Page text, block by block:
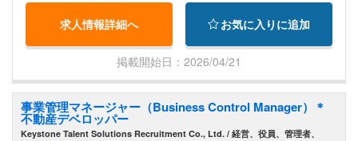
や水道の故障など、日常のトラブルがあった際に
お客様とオーナー様の間に立ちトラブル解決のサ
ポートを行っていただきます。
求人情報詳細へ お気に入りに追加
掲載開始日：2026/04/21
事業管理マネージャー（Business Control Manager）＊
不動産デベロッパー
Keystone Talent Solutions Recruitment Co., Ltd. / 経営、役員、管理者、